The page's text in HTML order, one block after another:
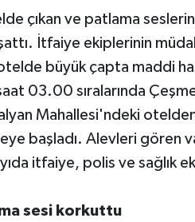
çıkan ve patlama
İtfaiye ekiplerinin
büyük çapta maddi
03.00 sıralarında
Mahallesi'ndeki
başladı. Alevleri gören
itfaiye, polis ve sağlık
sesi korkuttu